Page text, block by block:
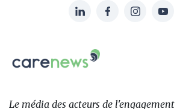
sur:
LinkedInFacebookInstagram
Le
des
Le média des acteurs de l'engagement